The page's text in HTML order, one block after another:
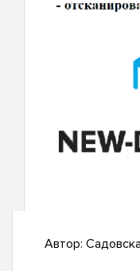
Автор: